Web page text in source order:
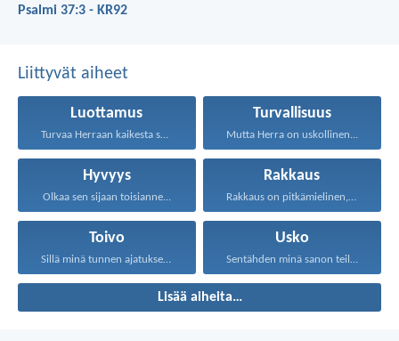
Psalmi 37:3 - KR92
Liittyvät aiheet
Luottamus
Turvaa Herraan kaikesta sydämestäsi...
Turvallisuus
Mutta Herra on uskollinen...
Hyvyys
Olkaa sen sijaan toisianne...
Rakkaus
Rakkaus on pitkämielinen, rakkaus...
Toivo
Sillä minä tunnen ajatukseni...
Usko
Sentähden minä sanon teille...
Lisää aiheita…